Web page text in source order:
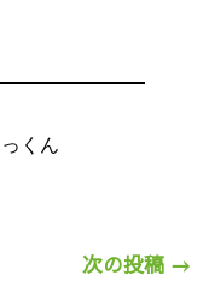
くん
次の投稿 →